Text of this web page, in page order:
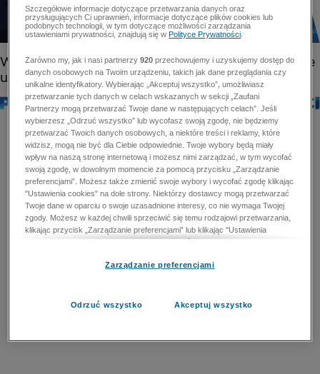
Szczegółowe informacje dotyczące przetwarzania danych oraz
przysługujących Ci uprawnień, informacje dotyczące plików cookies lub
podobnych technologii, w tym dotyczące możliwości zarządzania
ustawieniami prywatności, znajdują się wPolityce Prywatności
Zarówno my, jak i nasi partnerzy920 przechowujemy i uzyskujemy dostęp do
danych osobowych na Twoim urządzeniu, takich jak dane przeglądania czy
unikalne identyfikatory. Wybierając „Akceptuj wszystko”, umożliwiasz
przetwarzanie tych danych w celach wskazanych w sekcji „Zaufani
Partnerzy mogą przetwarzać Twoje dane w następujących celach”. Jeśli
wybierzesz „Odrzuć wszystko” lub wycofasz swoją zgodę, nie będziemy
przetwarzać Twoich danych osobowych, a niektóre treści i reklamy, które
widzisz, mogą nie być dla Ciebie odpowiednie. Twoje wybory będą miały
wpływ na naszą stronę internetową i możesz nimi zarządzać, w tym wycofać
swoją zgodę, w dowolnym momencie za pomocą przycisku „Zarządzanie
preferencjami”. Możesz także zmienić swoje wybory i wycofać zgodę klikając
"Ustawienia cookies" na dole strony. Niektórzy dostawcy mogą przetwarzać
Twoje dane w oparciu o swoje uzasadnione interesy, co nie wymaga Twojej
zgody. Możesz w każdej chwili sprzeciwić się temu rodzajowi przetwarzania,
klikając przycisk „Zarządzanie preferencjami” lub klikając "Ustawienia
cookies" na dole strony. Nie możesz sprzeciwić się przetwarzaniu przez
zapobiegania oszustwom i naprawiania błędów, a w tym celu mogą zostać
przetwarzaniu danych osobowych w celu dostarczania i prezentacji reklam i
Zarządzanie preferencjami
Odrzuć wszystko Akceptuj wszystko